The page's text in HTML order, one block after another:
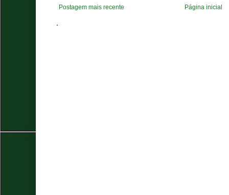
Postagem mais recente Página inicial
.